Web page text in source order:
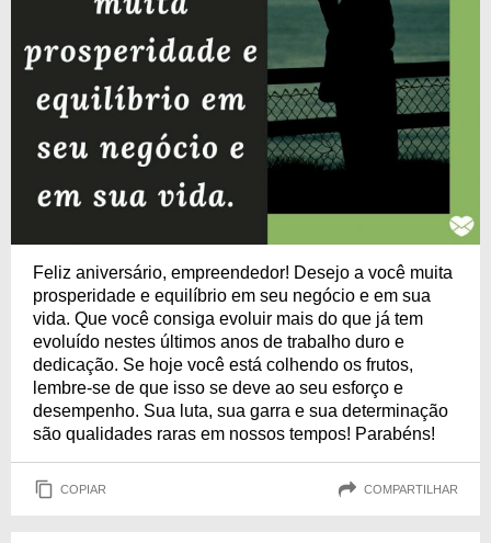
Feliz aniversário, empreendedor! Desejo a você muita
prosperidade e equilíbrio em seu negócio e em sua
vida. Que você consiga evoluir mais do que já tem
evoluído nestes últimos anos de trabalho duro e
dedicação. Se hoje você está colhendo os frutos,
lembre-se de que isso se deve ao seu esforço e
desempenho. Sua luta, sua garra e sua determinação
são qualidades raras em nossos tempos! Parabéns!
COPIAR COMPARTILHAR